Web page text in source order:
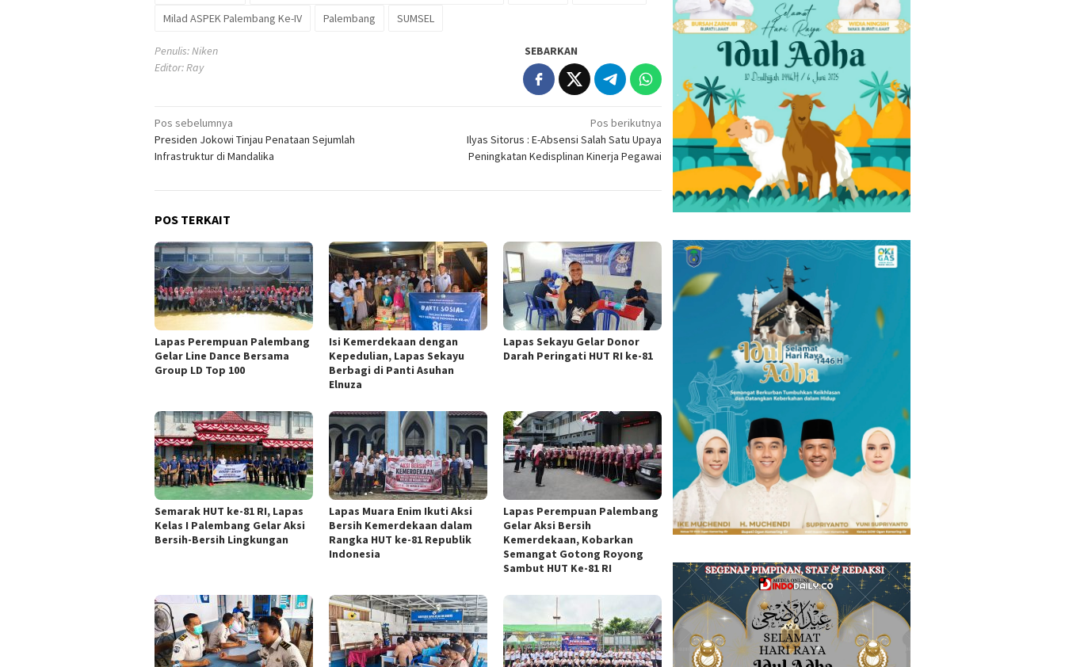
Milad ASPEK Palembang Ke-IV
Palembang SUMSEL
Penulis: Niken
Editor: Ray
SEBARKAN
Navigasi
pos
Pos sebelumnya
Presiden Jokowi Tinjau Penataan Sejumlah
Infrastruktur di Mandalika
Pos berikutnya
Ilyas Sitorus : E-Absensi Salah Satu Upaya
Peningkatan Kedisplinan Kinerja Pegawai
POS TERKAIT
Lapas Perempuan Palembang
Gelar Line Dance Bersama
Group LD Top 100
Isi Kemerdekaan dengan
Kepedulian, Lapas Sekayu
Berbagi di Panti Asuhan
Elnuza
Lapas Sekayu Gelar Donor
Darah Peringati HUT RI ke-81
Semarak HUT ke-81 RI, Lapas
Kelas I Palembang Gelar Aksi
Bersih-Bersih Lingkungan
Lapas Muara Enim Ikuti Aksi
Bersih Kemerdekaan dalam
Rangka HUT ke-81 Republik
Indonesia
Lapas Perempuan Palembang
Gelar Aksi Bersih
Kemerdekaan, Kobarkan
Semangat Gotong Royong
Sambut HUT Ke-81 RI